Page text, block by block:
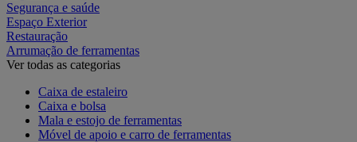
Segurança e saúde
Espaço Exterior
Restauração
Arrumação de ferramentas
Ver todas as categorias
Caixa de estaleiro
Caixa e bolsa
Mala e estojo de ferramentas
Móvel de apoio e carro de ferramentas